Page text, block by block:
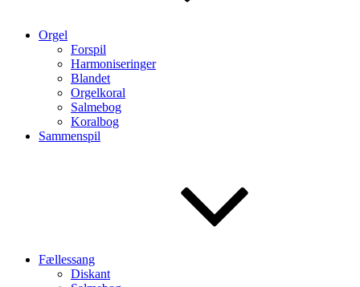
Orgel
Forspil
Harmoniseringer
Blandet
Orgelkoral
Salmebog
Koralbog
Sammenspil
Fællessang
Diskant